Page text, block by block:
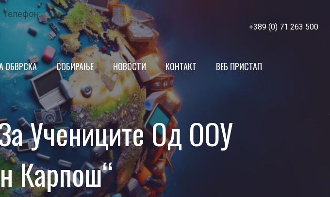
Телефон:
+389 (0) 71 263 500
ОБВРСКА СОБИРАЊЕ НОВОСТИ КОНТАКТ ВЕБ ПРИСТАП
Членки
Учениците Од ООУ
Карпош“